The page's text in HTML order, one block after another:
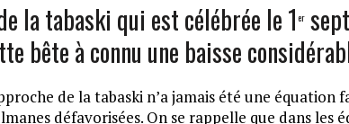
la tabaski qui est célébrée le 1 er
bête à connu une baisse
de la tabaski n’a jamais été une équation
défavorisées. On se rappelle que dans les